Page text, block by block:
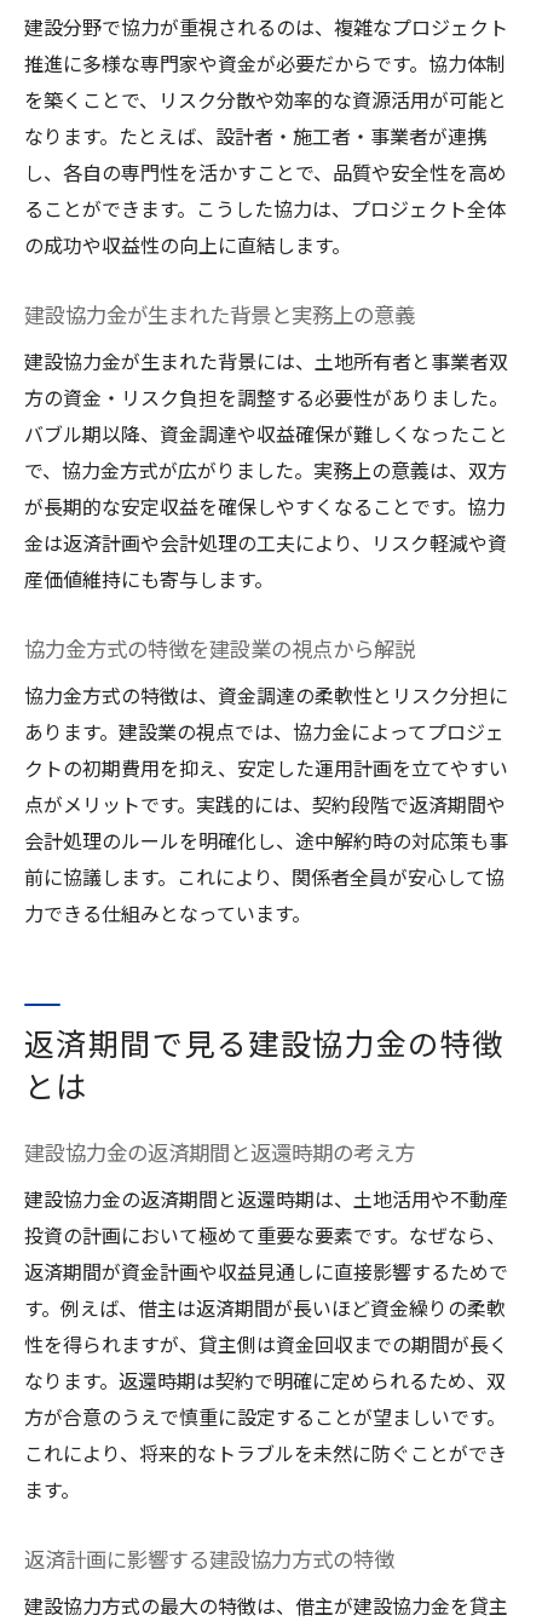
ク
建設協力方式の選択時に考慮すべき注意点
建設協力金の実際のメリット活用方法
契約書作成時に押さえるべき建設協力の要点
建設協力金 契約書の基本構成と重要項目
契約書作成時の建設協力方式の注意点とは
ト
建設協力金方式の契約書で見落としがちな
点
建設協力方式の契約書に必要なリスク管理
契約締結時の建設協力金方式の押さえどこ
ろ
償却や勘定科目の実務ポイントを紹介
建設協力金の償却方法と実務での注意点
建設協力金 勘定科目の適切な選び方とは
建設協力金の償却期間と処理フローを知る
償却と勘定科目の関係を建設協力で整理
建設協力金の実務ポイントと運用例を紹介
中途解約リスクを減らす建設協力金の活用術
建設協力金 中途解約リスクの基礎と対策
建設協力金方式の中途解約時に注意すべき
法
中途解約に強い建設協力金活用のポイント
建設分野で協力が重視されるのは、複雑なプロジェクト
推進に多様な専門家や資金が必要だからです。協力体制
を築くことで、リスク分散や効率的な資源活用が可能と
なります。たとえば、設計者・施工者・事業者が連携
し、各自の専門性を活かすことで、品質や安全性を高め
ることができます。こうした協力は、プロジェクト全体
の成功や収益性の向上に直結します。
建設協力金が生まれた背景と実務上の意義
建設協力金が生まれた背景には、土地所有者と事業者双
方の資金・リスク負担を調整する必要性がありました。
バブル期以降、資金調達や収益確保が難しくなったこと
で、協力金方式が広がりました。実務上の意義は、双方
が長期的な安定収益を確保しやすくなることです。協力
金は返済計画や会計処理の工夫により、リスク軽減や資
産価値維持にも寄与します。
協力金方式の特徴を建設業の視点から解説
協力金方式の特徴は、資金調達の柔軟性とリスク分担に
あります。建設業の視点では、協力金によってプロジェ
クトの初期費用を抑え、安定した運用計画を立てやすい
点がメリットです。実践的には、契約段階で返済期間や
会計処理のルールを明確化し、途中解約時の対応策も事
前に協議します。これにより、関係者全員が安心して協
力できる仕組みとなっています。
返済期間で見る建設協力金の特徴
とは
建設協力金の返済期間と返還時期の考え方
建設協力金の返済期間と返還時期は、土地活用や不動産
投資の計画において極めて重要な要素です。なぜなら、
返済期間が資金計画や収益見通しに直接影響するためで
す。例えば、借主は返済期間が長いほど資金繰りの柔軟
性を得られますが、貸主側は資金回収までの期間が長く
なります。返還時期は契約で明確に定められるため、双
方が合意のうえで慎重に設定することが望ましいです。
これにより、将来的なトラブルを未然に防ぐことができ
ます。
返済計画に影響する建設協力方式の特徴
建設協力方式の最大の特徴は、借主が建設協力金を貸主